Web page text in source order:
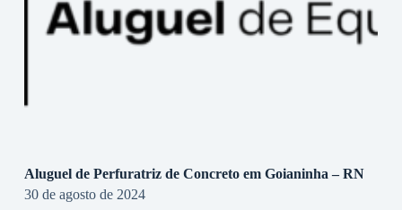
Aluguel de Perfuratriz de Concreto em Goianinha – RN
30 de agosto de 2024